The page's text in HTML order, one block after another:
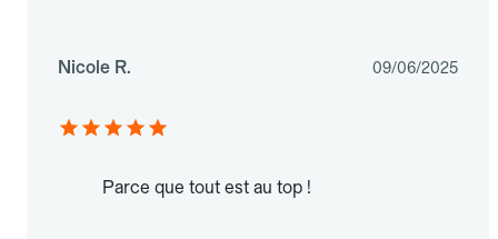
Nicole R. 09/06/2025
Parce que tout est au top !